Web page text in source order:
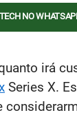
NO
irá
Series X.